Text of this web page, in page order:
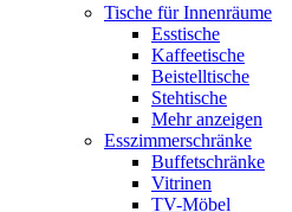
Tische für Innenräume
Esstische
Kaffeetische
Beistelltische
Stehtische
Mehr anzeigen
Esszimmerschränke
Buffetschränke
Vitrinen
TV-Möbel